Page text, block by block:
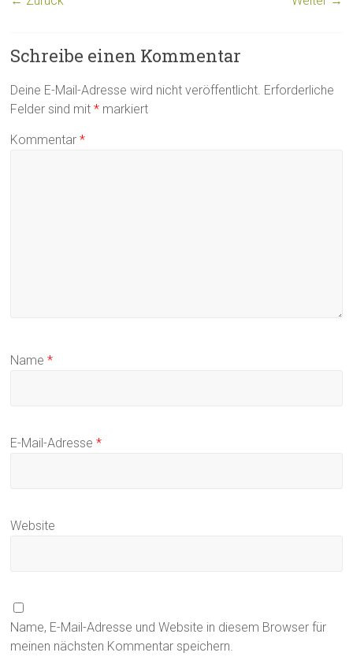
Schreibe einen Kommentar
Deine E-Mail-Adresse wird nicht veröffentlicht. Erforderliche
Felder sind mit* markiert
Kommentar*
Name*
E-Mail-Adresse*
Website
Name, E-Mail-Adresse und Website in diesem Browser für
meinen nächsten Kommentar speichern.